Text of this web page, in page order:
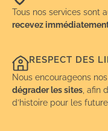
Tous nos services sont
recevez
RESPECT DES
Nous encourageons
dégrader les sites , afin
d’histoire pour les